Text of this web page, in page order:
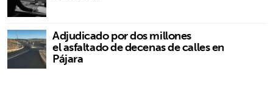
Adjudicado por dos millones
el asfaltado de decenas de calles en
Pájara